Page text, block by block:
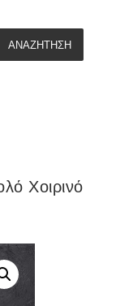
ΑΝΑΖΉΤΗΣΗ
Χοιρινό